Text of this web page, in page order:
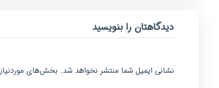
دیدگاهتان را بنویسید
نشانی ایمیل شما منتشر نخواهد شد. بخش‌های